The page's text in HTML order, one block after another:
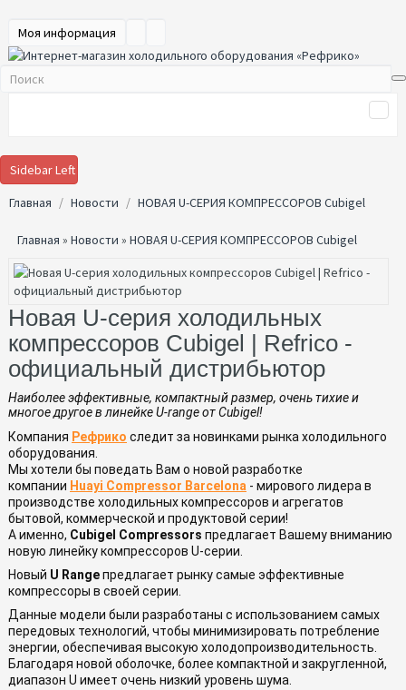
Моя информация
Sidebar Left
Главная
Новости НОВАЯ U-СЕРИЯ КОМПРЕССОРОВ Cubigel
Главная » Новости » НОВАЯ U-СЕРИЯ КОМПРЕССОРОВ Cubigel
Новая U-серия холодильных
компрессоров Cubigel | Refrico -
официальный дистрибьютор
Наиболее эффективные, компактный размер, очень тихие и
многое другое в линейке U-range от Cubigel!
Компания Рефрико следит за новинками рынка холодильного
оборудования.
Мы хотели бы поведать Вам о новой разработке
компании Huayi Compressor Barcelona - мирового лидера в
производстве холодильных компрессоров и агрегатов
бытовой, коммерческой и продуктовой серии!
А именно, Cubigel Compressors предлагает Вашему вниманию
новую линейку компрессоров U-серии.
Новый U Rangeпредлагает рынку самые эффективные
компрессоры в своей серии.
Данные модели были разработаны с использованием самых
передовых технологий, чтобы минимизировать потребление
энергии, обеспечивая высокую холодопроизводительность.
Благодаря новой оболочке, более компактной и закругленной,
диапазон U имеет очень низкий уровень шума.